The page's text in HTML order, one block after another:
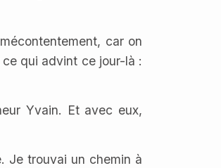
car on
ce qui advint ce jour-là :
Yvain. Et avec eux,
Je trouvai un chemin à